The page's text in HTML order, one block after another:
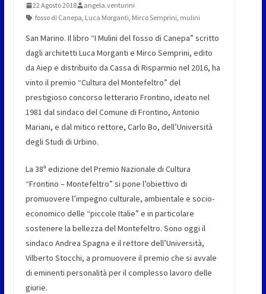
22 Agosto 2018
angela.venturini
fosso di Canepa, Luca Morganti, Mirco Semprini, mulini
San Marino. Il libro “I Mulini del fosso di Canepa” scritto
dagli architetti Luca Morganti e Mirco Semprini, edito
da Aiep e distribuito da Cassa di Risparmio nel 2016, ha
vinto il premio “Cultura del Montefeltro” del
prestigioso concorso letterario Frontino, ideato nel
1981 dal sindaco del Comune di Frontino, Antonio
Mariani, e dal mitico rettore, Carlo Bo, dell’Università
degli Studi di Urbino.
La 38ª edizione del Premio Nazionale di Cultura
“Frontino – Montefeltro” si pone l’obiettivo di
promuovere l’impegno culturale, ambientale e socio-
economico delle “piccole Italie” e in particolare
sostenere la bellezza del Montefeltro. Sono oggi il
sindaco Andrea Spagna e il rettore dell’Università,
Vilberto Stocchi, a promuovere il premio che si avvale
di eminenti personalità per il complesso lavoro delle
giurie.